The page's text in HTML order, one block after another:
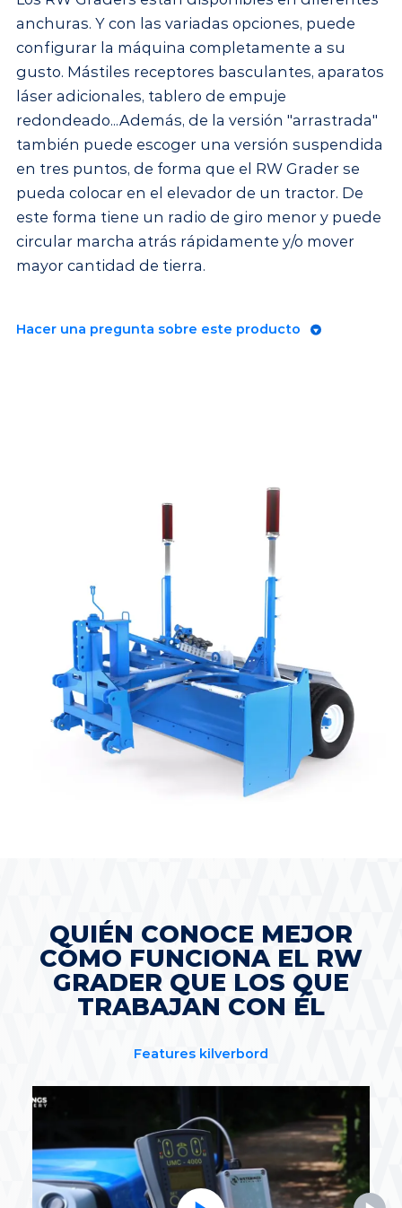
anchuras. Y con las variadas opciones, puede
configurar la máquina completamente a su
gusto. Mástiles receptores basculantes, aparatos
láser adicionales, tablero de empuje
redondeado...Además, de la versión "arrastrada"
también puede escoger una versión suspendida
en tres puntos, de forma que el RW Grader se
pueda colocar en el elevador de un tractor. De
este forma tiene un radio de giro menor y puede
circular marcha atrás rápidamente y/o mover
mayor cantidad de tierra.
Hacer una pregunta sobre este producto
QUIÉN CONOCE MEJOR
CÓMO FUNCIONA EL RW
GRADER QUE LOS QUE
TRABAJAN CON ÉL
Features kilverbord